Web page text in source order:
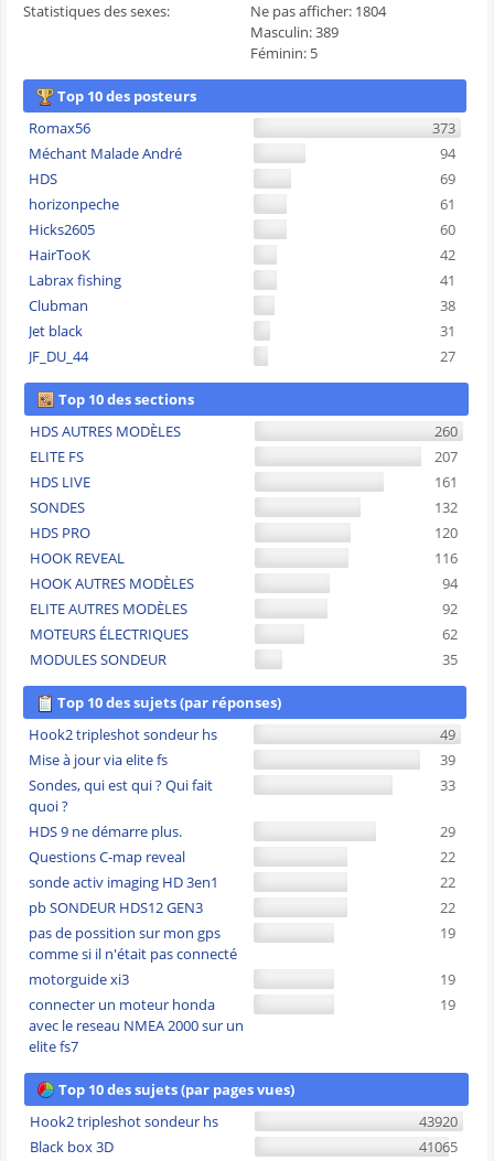
Statistiques des sexes:
Ne pas afficher: 1804
Masculin: 389
Féminin: 5
Top 10 des posteurs
Romax56
373
Méchant Malade André
94
HDS
69
horizonpeche
61
Hicks2605
60
HairTooK
42
Labrax fishing
41
Clubman
38
Jet black
31
JF_DU_44
27
Top 10 des sections
HDS AUTRES MODÈLES
260
ELITE FS
207
HDS LIVE
161
SONDES
132
HDS PRO
120
HOOK REVEAL
116
HOOK AUTRES MODÈLES
94
ELITE AUTRES MODÈLES
92
MOTEURS ÉLECTRIQUES
62
MODULES SONDEUR
35
Top 10 des sujets (par réponses)
Hook2 tripleshot sondeur hs
49
Mise à jour via elite fs
39
Sondes, qui est qui ? Qui fait
quoi ?
33
HDS 9 ne démarre plus.
29
Questions C-map reveal
22
sonde activ imaging HD 3en1
22
pb SONDEUR HDS12 GEN3
22
pas de possition sur mon gps
comme si il n'était pas connecté
19
motorguide xi3
19
connecter un moteur honda
avec le reseau NMEA 2000 sur un
elite fs7
19
Top 10 des sujets (par pages vues)
Hook2 tripleshot sondeur hs
43920
Black box 3D
41065